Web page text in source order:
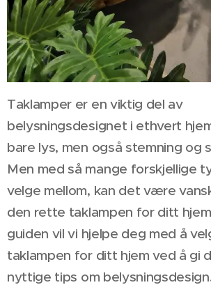
Taklamper er en viktig del av
belysningsdesignet i ethvert
bare lys, men også stemning og
Men med så mange forskjellige
velge mellom, kan det være
den rette taklampen for ditt
guiden vil vi hjelpe deg med å
taklampen for ditt hjem ved å gi
nyttige tips om